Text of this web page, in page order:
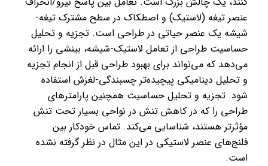
عنصر تیغه (لاستیک) و اصطکاک در سطح مشترک تیغه-
شیشه یک عنصر حیاتی در طراحی است. تجزیه و تحلیل
حساسیت طراحی از تعامل لاستیک-شیشه، بینشی را ارائه
می‌دهد که می‌تواند برای بهبود طراحی قبل از انجام تجزیه
و تحلیل دینامیکی پیچیده‌تر چسبندگی-لغزش استفاده
شود. تجزیه و تحلیل حساسیت همچنین پارامترهای
طراحی را که در کاهش تنش در نواحی بسیار تحت تنش
مؤثرتر هستند، شناسایی می‌کند. تماس خودکار بین
فلنج‌های عنصر لاستیکی در این مثال در نظر گرفته نشده
است.